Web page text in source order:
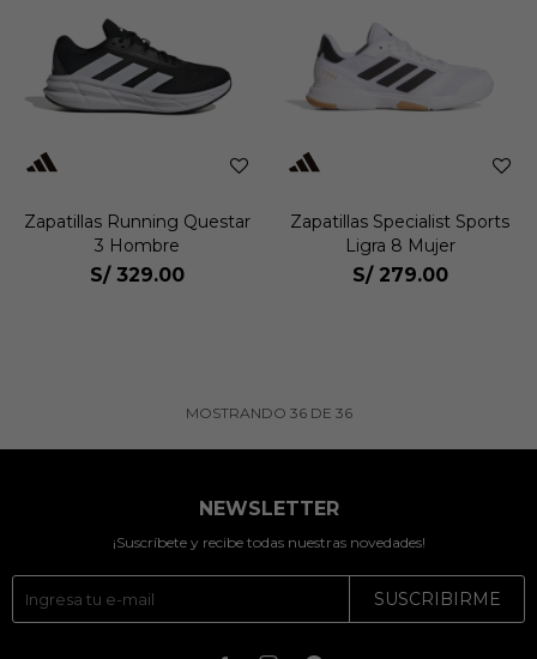
Zapatillas Running Questar
3 Hombre
S/ 329.00
Zapatillas Specialist Sports
Ligra 8 Mujer
S/ 279.00
MOSTRANDO 36DE 36
NEWSLETTER
¡Suscríbete y recibe todas nuestras novedades!
SUSCRIBIRME